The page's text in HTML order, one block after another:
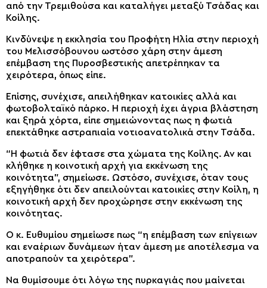
από την Τρεμιθούσα και καταλήγει μεταξύ Τσάδας και
Κοίλης.
Κινδύνεψε η εκκλησία του Προφήτη Ηλία στην περιοχή
του Μελισσόβουνου ωστόσο χάρη στην άμεση
επέμβαση της Πυροσβεστικής απετρέπηκαν τα
χειρότερα, όπως είπε.
Επίσης, συνέχισε, απειλήθηκαν κατοικίες αλλά και
φωτοβολταϊκό πάρκο. Η περιοχή έχει άγρια βλάστηση
και ξηρά χόρτα, είπε σημειώνοντας πως η φωτιά
επεκτάθηκε αστραπιαία νοτιοανατολικά στην Τσάδα.
“Η φωτιά δεν έφτασε στα χώματα της Κοίλης. Αν και
κλήθηκε η κοινοτική αρχή για εκκένωση της
κοινότητα”, σημείωσε. Ωστόσο, συνέχισε, όταν τους
εξηγήθηκε ότι δεν απειλούνται κατοικίες στην Κοίλη, η
κοινοτική αρχή δεν προχώρησε στην εκκένωση της
κοινότητας.
Ο κ. Ευθυμίου σημείωσε πως “η επέμβαση των επίγειων
και εναέριων δυνάμεων ήταν άμεση με αποτέλεσμα να
αποτραπούν τα χειρότερα”.
Να θυμίσουμε ότι λόγω της πυρκαγιάς που μαίνεται